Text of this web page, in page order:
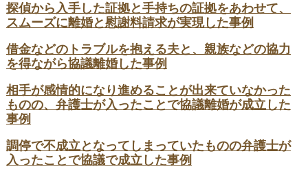
探偵から入手した証拠と手持ちの証拠をあわせて、
スムーズに離婚と慰謝料請求が実現した事例
借金などのトラブルを抱える夫と、親族などの協力
を得ながら協議離婚した事例
相手が感情的になり進めることが出来ていなかった
ものの、弁護士が入ったことで協議離婚が成立した
事例
調停で不成立となってしまっていたものの弁護士が
入ったことで協議で成立した事例